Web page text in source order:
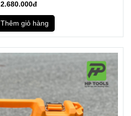
2.680.000đ
Thêm giỏ hàng